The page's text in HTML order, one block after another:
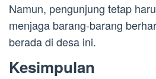
Namun, pengunjung tetap
menjaga barang-barang
berada di desa ini.
Kesimpulan